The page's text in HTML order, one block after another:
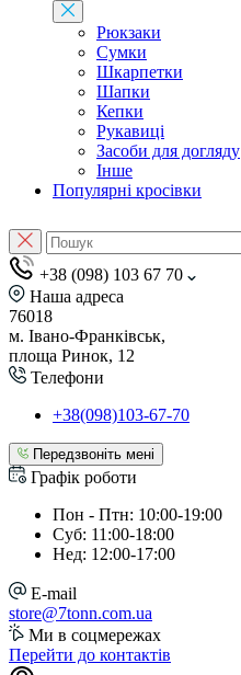
Рюкзаки
Сумки
Шкарпетки
Шапки
Кепки
Рукавиці
Засоби для догляду
Інше
Популярні кросівки
+38 (098) 103 67 70
Наша адреса
76018
м. Івано-Франківськ,
площа Ринок, 12
Телефони
+38(098)103-67-70
Передзвоніть мені
Графік роботи
Пон - Птн: 10:00-19:00
Суб: 11:00-18:00
Нед: 12:00-17:00
E-mail
store@7tonn.com.ua
Ми в соцмережах
Перейти до контактів